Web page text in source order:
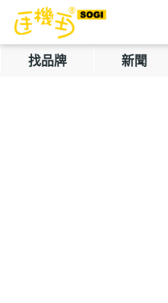
找品牌 新聞